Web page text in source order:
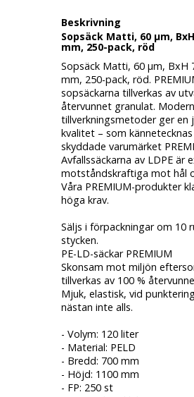
Beskrivning
Sopsäck Matti, 60 µm,
mm, 250-pack, röd
Sopsäck Matti, 60 µm, BxH
mm, 250-pack, röd.
sopsäckarna tillverkas av
återvunnet granulat.
tillverkningsmetoder ger en
kvalitet – som
skyddade varumärket
Avfallssäckarna av LDPE är
motståndskraftiga mot hål
Våra PREMIUM-produkter
höga krav.
Säljs i förpackningar om 10
stycken.
PE-LD-säckar PREMIUM
Skonsam mot miljön
tillverkas av 100 %
Mjuk, elastisk, vid
nästan inte alls.
- Volym: 120 liter
- Material: PELD
- Bredd: 700 mm
- Höjd: 1100 mm
- FP: 250 st